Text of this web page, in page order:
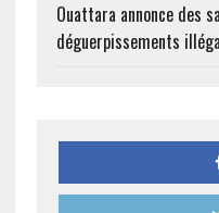
Ouattara annonce des
déguerpissements